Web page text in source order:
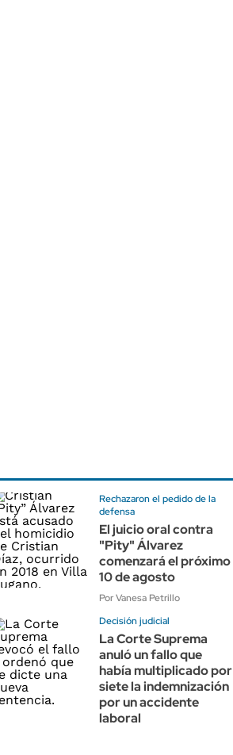
Rechazaron el pedido de la
defensa
El juicio oral contra
"Pity" Álvarez
comenzará el próximo
10 de agosto
Por Vanesa Petrillo
Decisión judicial
La Corte Suprema
anuló un fallo que
había multiplicado por
siete la indemnización
por un accidente
laboral